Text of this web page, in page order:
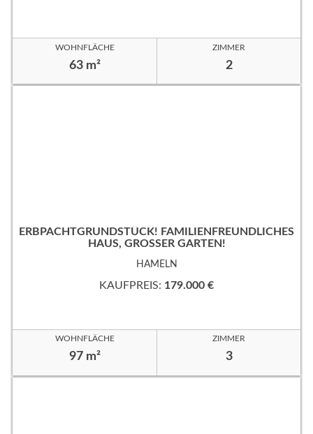
WOHNFLÄCHE
63 m²
ZIMMER
2
ERBPACHTGRUNDSTÜCK! FAMILIENFREUNDLICHES
HAUS, GROSSER GARTEN!
HAMELN
KAUFPREIS: 179.000 €
WOHNFLÄCHE
97 m²
ZIMMER
3